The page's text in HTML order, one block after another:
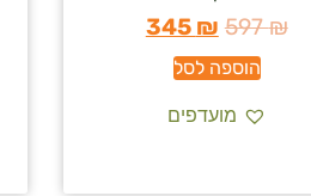
597₪
345 ₪
הוספה לסל
מועדפים